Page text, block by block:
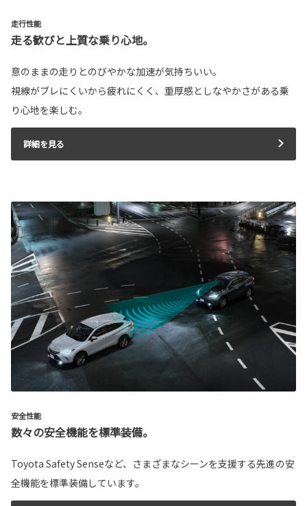
走行性能
走る歓びと上質な乗り心地。
意のままの走りとのびやかな加速が気持ちいい。
視線がブレにくいから疲れにくく、重厚感としなやかさがある乗
り心地を楽しむ。
詳細を見る
安全性能
数々の安全機能を標準装備。
Toyota Safety Senseなど、さまざまなシーンを支援する先進の安
全機能を標準装備しています。